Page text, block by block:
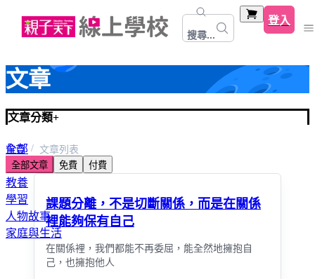
搜尋...
登入
文章
文章分類+
全部
心靈關係成長
教養
學習
人物故事
家庭與生活
首頁
文章列表
全部文章
免費 付費
課題分離，不是切斷關係，而是在關係
裡能夠保有自己
在關係裡，我們都能不再委屈，能全然地擁抱自
己，也擁抱他人